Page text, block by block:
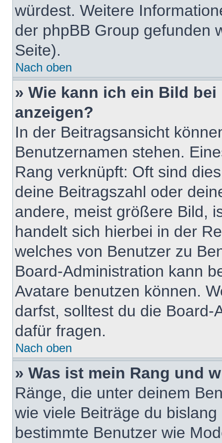
würdest. Weitere
der phpBB Group gefunden
Seite).
Nach oben
» Wie kann ich ein Bild
anzeigen?
In der Beitragsansicht
Benutzernamen stehen.
Rang verknüpft: Oft sind
deine Beitragszahl oder
andere, meist größere Bild,
handelt sich hierbei in der
welches von Benutzer zu
Board-Administration kann
Avatare benutzen können.
darfst, solltest du die
dafür fragen.
Nach oben
» Was ist mein Rang und
Ränge, die unter deinem
wie viele Beiträge du
bestimmte Benutzer wie